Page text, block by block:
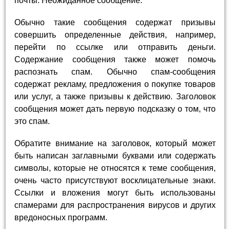
Обычно такие сообщения содержат призывы
совершить определенные действия, например,
перейти по ссылке или отправить деньги.
Содержание сообщения также может помочь
распознать спам. Обычно спам-сообщения
содержат рекламу, предложения о покупке товаров
или услуг, а также призывы к действию. Заголовок
сообщения может дать первую подсказку о том, что
это спам.
Обратите внимание на заголовок, который может
быть написан заглавными буквами или содержать
символы, которые не относятся к теме сообщения,
очень часто присутствуют восклицательные знаки.
Ссылки и вложения могут быть использованы
спамерами для распространения вирусов и других
вредоносных программ.